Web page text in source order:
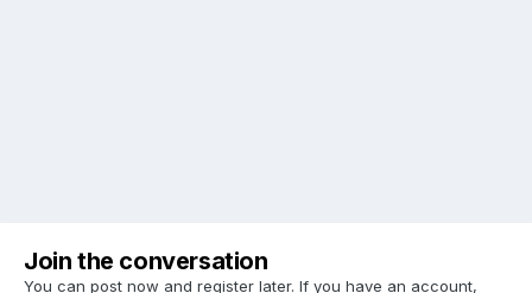
Join the conversation
You can post now and register later. If you have an account,